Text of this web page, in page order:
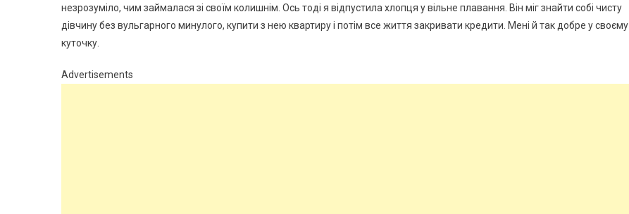
незрозуміло, чим займалася зі своїм колишнім. Ось тоді я відпустила хлопця у вільне плавання. Він міг знайти собі чисту
дівчину без вульгарного минулого, купити з нею квартиру і потім все життя закривати кредити. Мені й так добре у своєму
куточку.
Advertisements